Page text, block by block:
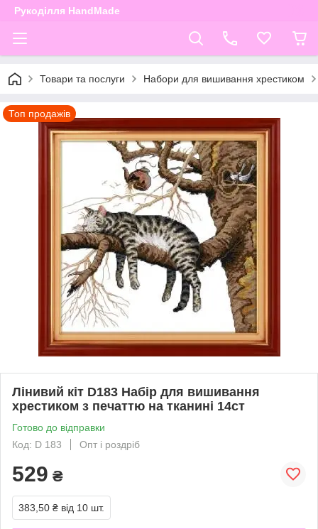
Рукоділля HandMade
Товари та послуги Набори для вишивання хрестиком
Топ продажів
Лінивий кіт D183 Набір для вишивання
хрестиком з печаттю на тканині 14ст
Готово до відправки
Код: D 183
Опт і роздріб
529 ₴
383,50 ₴ від 10 шт.